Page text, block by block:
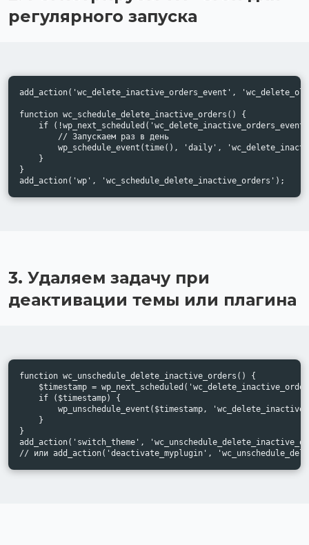
регулярного запуска
add_action('wc_delete_inactive_orders_event',
function wc_schedule_delete_inactive_orders() {
if
        // Запускаем раз в день
wp_schedule_event(time(), 'daily',
    }
}
add_action('wp', 'wc_schedule_delete_inactive_orders');
3. Удаляем задачу при
деактивации темы или плагина
function wc_unschedule_delete_inactive_orders() {
$timestamp =
    if ($timestamp) {
wp_unschedule_event($timestamp,
    }
}
add_action('switch_theme',
// или add_action('deactivate_myplugin',